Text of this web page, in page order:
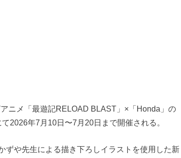
ニメ「最遊記RELOAD BLAST」×「Honda」の
2026年7月10日〜7月20日まで開催される。
ずや先生による描き下ろしイラストを使用した新